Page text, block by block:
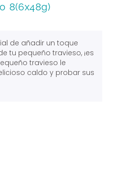
8(6x48g)
de añadir un toque
tu pequeño travieso, ¡es
travieso le
caldo y probar sus